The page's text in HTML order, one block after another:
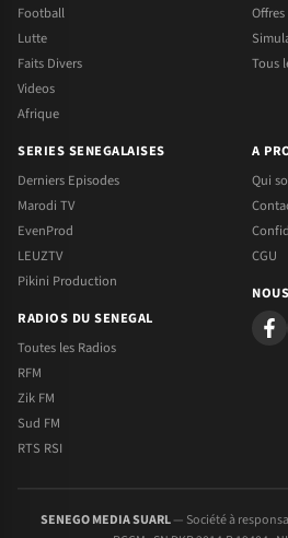
Football
Lutte
Faits Divers
Videos
Afrique
Tous
SERIES SENEGALAISES
Derniers Episodes
Marodi TV
EvenProd
LEUZTV
Pikini Production
RADIOS DU SENEGAL
Toutes les Radios
RFM
Zik FM
Sud FM
RTS RSI
A
Qui
CGU
SENEGO MEDIA SUARL— Société à